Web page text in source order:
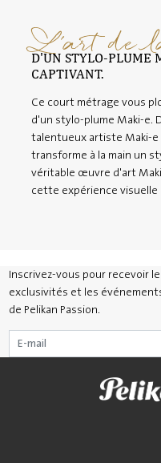
L'art de
D'UN STYLO-PLUME
CAPTIVANT.
Ce court métrage vous
d'un stylo-plume Maki-e.
talentueux artiste Maki-e
transforme à la main un
véritable œuvre d'art
cette expérience visuelle
Inscrivez-vous pour recevoir
exclusivités et les
de Pelikan Passion.